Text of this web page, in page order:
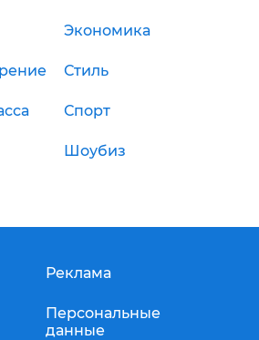
Экономика
Стиль
Спорт
Шоубиз
Реклама
Персональные
данные